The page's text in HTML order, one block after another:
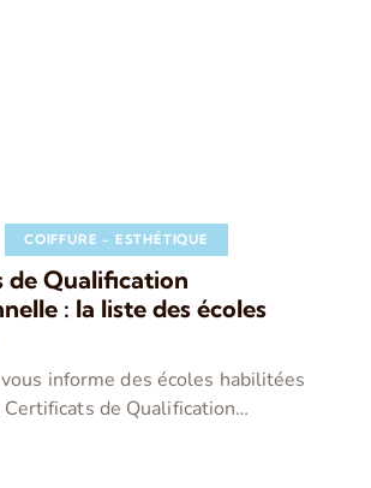
COIFFURE - ESTHÉTIQUE
de Qualification
: la liste des écoles
informe des écoles habilitées
de Qualification…